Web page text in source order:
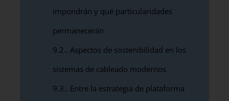
impondrán y qué particularidades
permanecerán
9.2. Aspectos de sostenibilidad en los
sistemas de cableado modernos
9.3. Entre la estrategia de plataforma